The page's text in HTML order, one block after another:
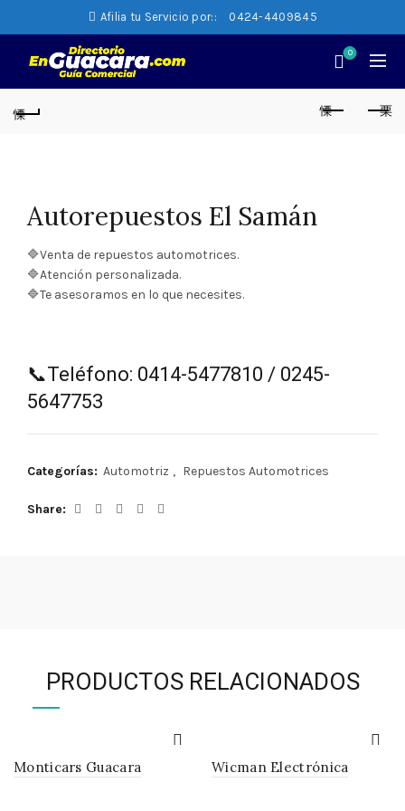
Afilia tu Servicio por:: 0424-4409845
0
Autorepuestos El Samán
🔷Venta de repuestos automotrices.
🔷Atención personalizada.
🔷Te asesoramos en lo que necesites.
📞Teléfono: 0414-5477810 / 0245-
5647753
Categorías: Automotriz , Repuestos Automotrices
Share
PRODUCTOS RELACIONADOS
Monticars Guacara Wicman Electrónica